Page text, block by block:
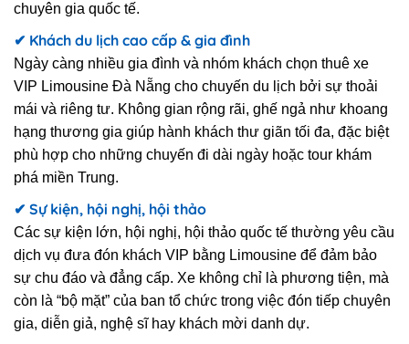
chuyên gia quốc tế.
✔ Khách du lịch cao cấp & gia đình
Ngày càng nhiều gia đình và nhóm khách chọn thuê xe
VIP Limousine Đà Nẵng cho chuyến du lịch bởi sự thoải
mái và riêng tư. Không gian rộng rãi, ghế ngả như khoang
hạng thương gia giúp hành khách thư giãn tối đa, đặc biệt
phù hợp cho những chuyến đi dài ngày hoặc tour khám
phá miền Trung.
✔ Sự kiện, hội nghị, hội thảo
Các sự kiện lớn, hội nghị, hội thảo quốc tế thường yêu cầu
dịch vụ đưa đón khách VIP bằng Limousine để đảm bảo
sự chu đáo và đẳng cấp. Xe không chỉ là phương tiện, mà
còn là “bộ mặt” của ban tổ chức trong việc đón tiếp chuyên
gia, diễn giả, nghệ sĩ hay khách mời danh dự.